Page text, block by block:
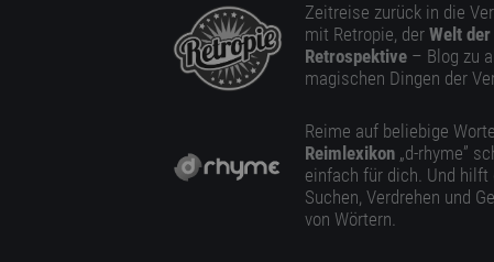
Zeitreise zurück in die
mit Retropie, der Welt der
Retrospektive – Blog zu
magischen Dingen der
Reime auf beliebige
Reimlexikon „d-rhyme”
einfach für dich. Und hilft
Suchen, Verdrehen und
von Wörtern.